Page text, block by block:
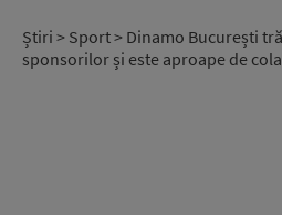
Știri > Sport> Dinamo București
sponsorilor și este aproape de
RADIO